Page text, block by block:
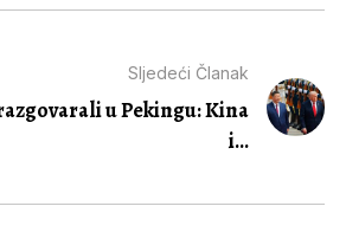
Sljedeći Članak
u Pekingu: Kina
i...